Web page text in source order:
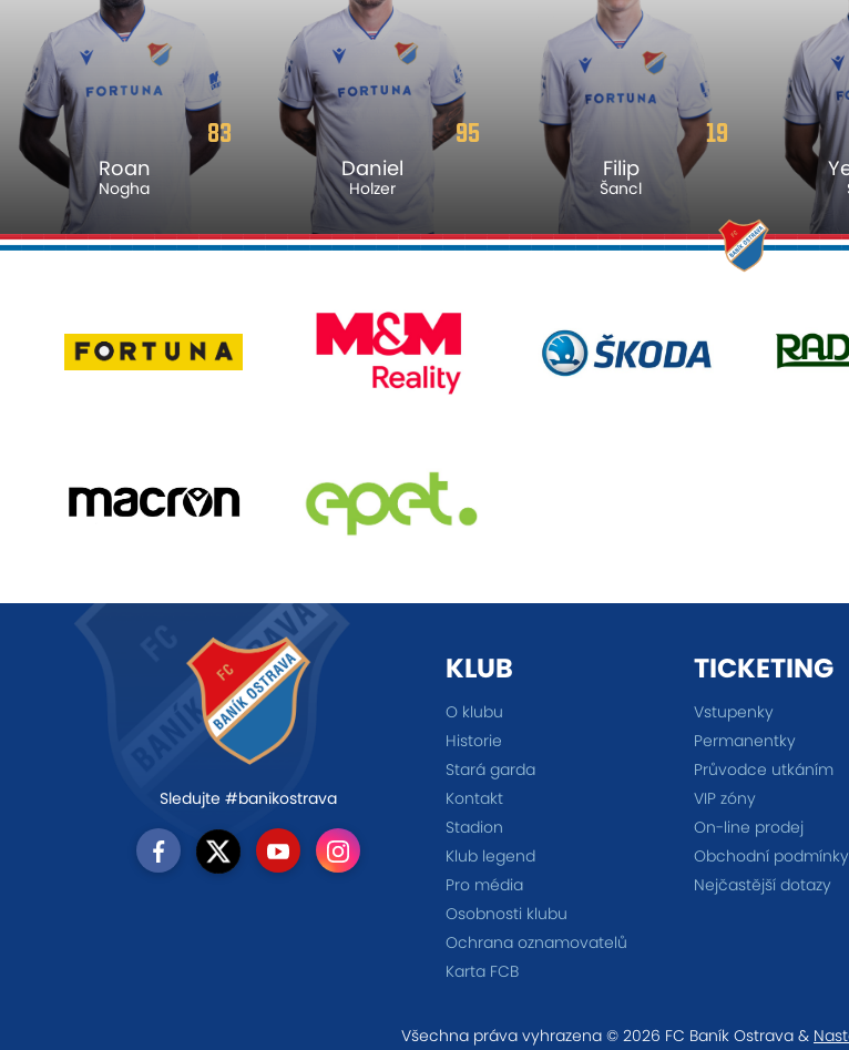
83
Roan
Nogha
95
Daniel
Holzer
19
Filip
Šancl
Sledujte #banikostrava
KLUB
O klubu
Historie
Stará garda
Kontakt
Stadion
Klub legend
Pro média
Osobnosti klubu
Ochrana oznamovatelů
Karta FCB
TICKETING
Vstupenky
Permanentky
Průvodce utkáním
VIP zóny
On-line prodej
Obchodní podmínky
Nejčastější dotazy
Všechna práva vyhrazena © 2026 FC Baník Ostrava &